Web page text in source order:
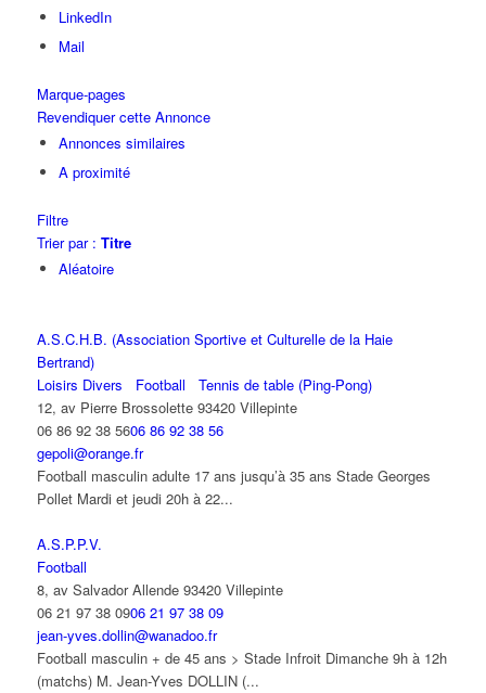
LinkedIn
Mail
Marque-pages
Revendiquer cette Annonce
Annonces similaires
A proximité
Filtre
Trier par : Titre
Aléatoire
A.S.C.H.B. (Association Sportive et Culturelle de la Haie
Bertrand)
Loisirs Divers
Football
Tennis de table (Ping-Pong)
12, av Pierre Brossolette 93420 Villepinte
06 86 92 38 5606 86 92 38 56
gepoli@orange.fr
Football masculin adulte 17 ans jusqu’à 35 ans Stade Georges
Pollet Mardi et jeudi 20h à 22...
A.S.P.P.V.
Football
8, av Salvador Allende 93420 Villepinte
06 21 97 38 0906 21 97 38 09
jean-yves.dollin@wanadoo.fr
Football masculin + de 45 ans > Stade Infroit Dimanche 9h à 12h
(matchs) M. Jean-Yves DOLLIN (...